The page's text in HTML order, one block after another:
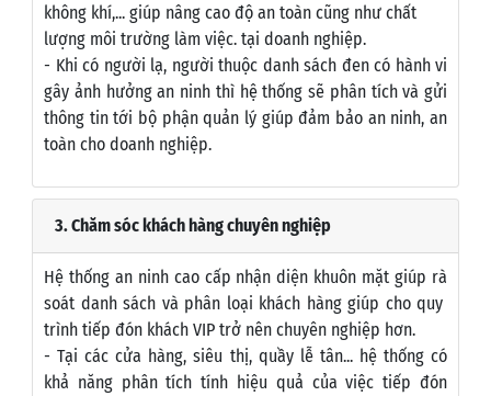
- Hệ thống cảm biến môi trường, kiểm soát chất lượng
không khí,... giúp nâng cao độ an toàn cũng như chất
lượng môi trường làm việc. tại doanh nghiệp.
- Khi có người lạ, người thuộc danh sách đen có hành vi
gây ảnh hưởng an ninh thì hệ thống sẽ phân tích và gửi
thông tin tới bộ phận quản lý giúp đảm bảo an ninh, an
3. Chăm sóc khách hàng chuyên nghiệp
Hệ thống an ninh cao cấp nhận diện khuôn mặt giúp rà
soát danh sách và phân loại khách hàng giúp cho quy
trình tiếp đón khách VIP trở nên chuyên nghiệp hơn.
- Tại các cửa hàng, siêu thị, quầy lễ tân... hệ thống có